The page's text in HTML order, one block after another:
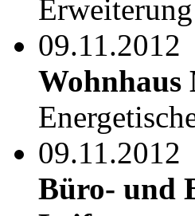
Erweiterung
09.11.2012
09.11.2012
Büro- und